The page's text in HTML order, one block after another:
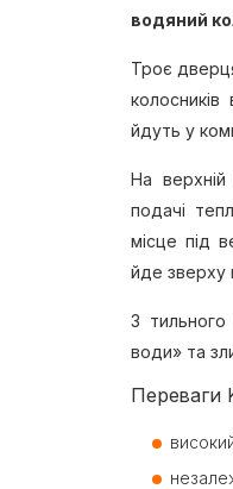
водяний
Троє
йдуть у
На верхній
подачі
місце під
йде зверху
З
води» та
Переваги